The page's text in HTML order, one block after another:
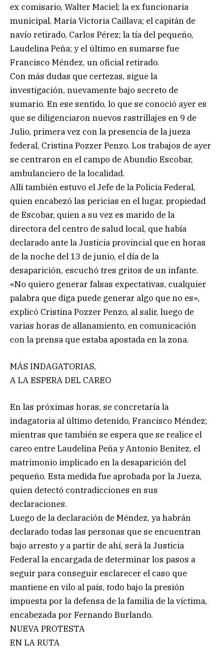
ex comisario, Walter Maciel; la ex funcionaria
municipal, María Victoria Caillava; el capitán de
navío retirado, Carlos Pérez; la tía del pequeño,
Laudelina Peña; y el último en sumarse fue
Francisco Méndez, un oficial retirado.
Con más dudas que certezas, sigue la
investigación, nuevamente bajo secreto de
sumario. En ese sentido, lo que se conoció ayer es
que se diligenciaron nuevos rastrillajes en 9 de
Julio, primera vez con la presencia de la jueza
federal, Cristina Pozzer Penzo. Los trabajos de ayer
se centraron en el campo de Abundio Escobar,
ambulanciero de la localidad.
Allí también estuvo el Jefe de la Policía Federal,
quien encabezó las pericias en el lugar, propiedad
de Escobar, quien a su vez es marido de la
directora del centro de salud local, que había
declarado ante la Justicia provincial que en horas
de la noche del 13 de junio, el día de la
desaparición, escuchó tres gritos de un infante.
«No quiero generar falsas expectativas, cualquier
palabra que diga puede generar algo que no es»,
explicó Cristina Pozzer Penzo, al salir, luego de
varias horas de allanamiento, en comunicación
con la prensa que estaba apostada en la zona.
MÁS INDAGATORIAS,
A LA ESPERA DEL CAREO
En las próximas horas, se concretaría la
indagatoria al último detenido, Francisco Méndez;
mientras que también se espera que se realice el
careo entre Laudelina Peña y Antonio Benítez, el
matrimonio implicado en la desaparición del
pequeño. Esta medida fue aprobada por la Jueza,
quien detectó contradicciones en sus
declaraciones.
Luego de la declaración de Méndez, ya habrán
declarado todas las personas que se encuentran
bajo arresto y a partir de ahí, será la Justicia
Federal la encargada de determinar los pasos a
seguir para conseguir esclarecer el caso que
mantiene en vilo al país, todo bajo la presión
impuesta por la defensa de la familia de la víctima,
encabezada por Fernando Burlando.
NUEVA PROTESTA
EN LA RUTA